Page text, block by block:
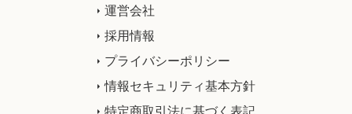
運営会社
採用情報
プライバシーポリシー
情報セキュリティ基本方針